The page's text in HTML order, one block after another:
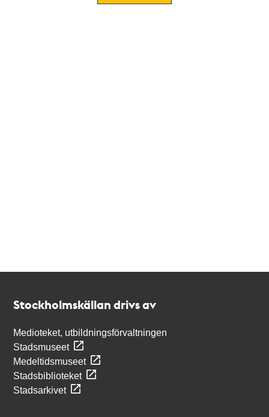
Stockholmskällan drivs av
Medioteket, utbildningsförvaltningen
Stadsmuseet
Medeltidsmuseet
Stadsbiblioteket
Stadsarkivet